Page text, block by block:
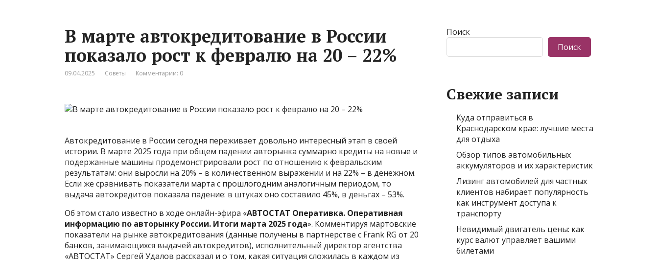
В марте автокредитование в России
показало рост к февралю на 20 – 22%
09.04.2025 Советы Комментарии: 0
Автокредитование в России сегодня переживает довольно интересный этап в своей
истории. В марте 2025 года при общем падении авторынка суммарно кредиты на новые и
подержанные машины продемонстрировали рост по отношению к февральским
результатам: они выросли на 20% – в количественном выражении и на 22% – в денежном.
Если же сравнивать показатели марта с прошлогодним аналогичным периодом, то
выдача автокредитов показала падение: в штуках оно составило 45%, в деньгах – 53%.
Об этом стало известно в ходе онлайн-эфира «АВТОСТАТ Оперативка. Оперативная
информацию по авторынку России. Итоги марта 2025 года». Комментируя мартовские
показатели на рынке автокредитования (данные получены в партнерстве с Frank RG от 20
банков, занимающихся выдачей автокредитов), исполнительный директор агентства
«АВТОСТАТ» Сергей Удалов рассказал и о том, какая ситуация сложилась в каждом из
Поиск
Поиск
Свежие записи
Куда отправиться в
Краснодарском крае: лучшие места
для отдыха
Обзор типов автомобильных
аккумуляторов и их характеристик
Лизинг автомобилей для частных
клиентов набирает популярность
как инструмент доступа к
транспорту
Невидимый двигатель цены: как
курс валют управляет вашими
билетами